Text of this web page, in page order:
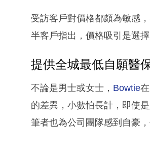
受訪客戶對價格都頗為敏感
半客戶指出，價格吸引是選
提供全城最低自願醫
不論是男士或女士， Bowtie
的差異，小數怕長計，即使
筆者也為公司團隊感到自豪